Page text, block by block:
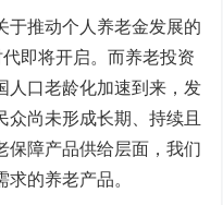
推动个人养老金发展的
即将开启。而养老投资
人口老龄化加速到来，发
众尚未形成长期、持续且
保障产品供给层面，我们
的养老产品。